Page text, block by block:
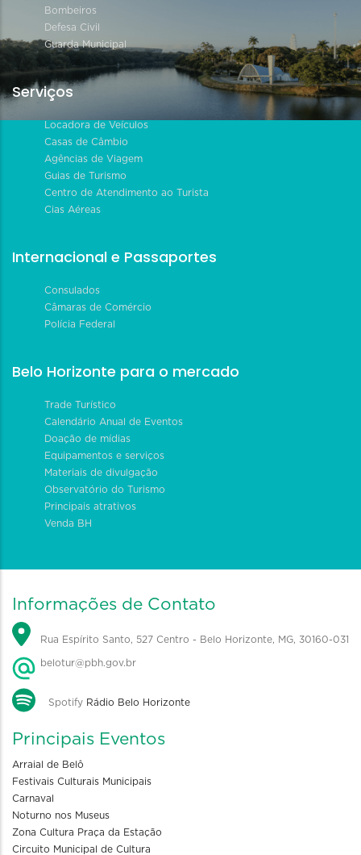
Bombeiros
Defesa Civil
Guarda Municipal
Serviços
Locadora de Veículos
Casas de Câmbio
Agências de Viagem
Guias de Turismo
Centro de Atendimento ao Turista
Cias Aéreas
Internacional e Passaportes
Consulados
Câmaras de Comércio
Polícia Federal
Belo Horizonte para o mercado
Trade Turístico
Calendário Anual de Eventos
Doação de mídias
Equipamentos e serviços
Materiais de divulgação
Observatório do Turismo
Principais atrativos
Venda BH
Informações de Contato
Rua Espírito Santo, 527 Centro - Belo Horizonte, MG, 30160-031
belotur@pbh.gov.br
Spotify Rádio Belo Horizonte
Principais Eventos
Arraial de Belô
Festivais Culturais Municipais
Carnaval
Noturno nos Museus
Zona Cultura Praça da Estação
Circuito Municipal de Cultura